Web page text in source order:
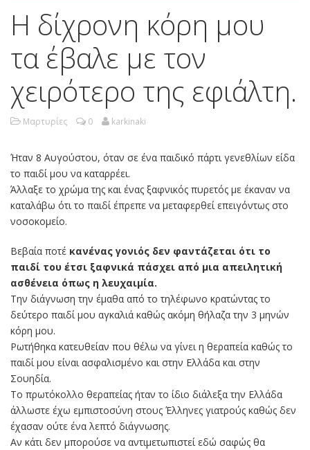
Η δίχρονη κόρη μου
τα έβαλε με τον
χειρότερο της εφιάλτη.
Μαρτυρίες 0 karkinaki
Ήταν 8 Αυγούστου, όταν σε ένα παιδικό πάρτι γενεθλίων είδα
το παιδί μου να καταρρέει.
Άλλαξε το χρώμα της και ένας ξαφνικός πυρετός με έκαναν να
καταλάβω ότι το παιδί έπρεπε να μεταφερθεί επειγόντως στo
νοσοκομείο.
Βεβαία ποτέ κανένας γονιός δεν φαντάζεται ότι το
παιδί του έτσι ξαφνικά πάσχει από μια απειλητική
ασθένεια όπως η λευχαιμία.
Την διάγνωση την έμαθα από το τηλέφωνο κρατώντας το
δεύτερο παιδί μου αγκαλιά καθώς ακόμη θήλαζα την 3 μηνών
κόρη μου.
Ρωτήθηκα κατευθείαν που θέλω να γίνει η θεραπεία καθώς το
παιδί μου είναι ασφαλισμένο και στην Ελλάδα και στην
Σουηδία.
Το πρωτόκολλο θεραπείας ήταν το ίδιο διάλεξα την Ελλάδα
άλλωστε έχω εμπιστοσύνη στους Έλληνες γιατρούς καθώς δεν
έχασαν ούτε ένα λεπτό διάγνωσης.
Αν κάτι δεν μπορούσε να αντιμετωπιστεί εδώ σαφώς θα